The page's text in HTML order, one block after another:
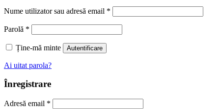
Nume utilizator sau adresă email *
Parolă *
Ține-mă minte Autentificare
Ai uitat parola?
Înregistrare
Adresă email *